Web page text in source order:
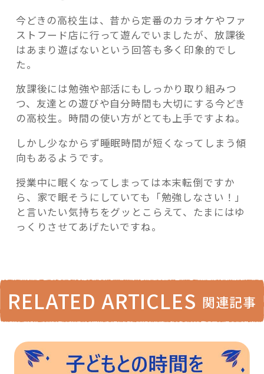
今どきの高校生は、昔から定番のカラオケやファ
ストフード店に行って遊んでいましたが、放課後
はあまり遊ばないという回答も多く印象的でし
た。
放課後には勉強や部活にもしっかり取り組みつ
つ、友達との遊びや自分時間も大切にする今どき
の高校生。時間の使い方がとても上手ですよね。
しかし少なからず睡眠時間が短くなってしまう傾
向もあるようです。
授業中に眠くなってしまっては本末転倒ですか
ら、家で眠そうにしていても「勉強しなさい！」
と言いたい気持ちをグッとこらえて、たまにはゆ
っくりさせてあげたいですね。
RELATED ARTICLES 関連記事